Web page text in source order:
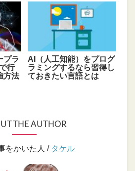
プラ
行
方法
AI（人工知能）をプログ
ラミングするなら習得し
ておきたい言語とは
THE AUTHOR
をかいた人 / タケル